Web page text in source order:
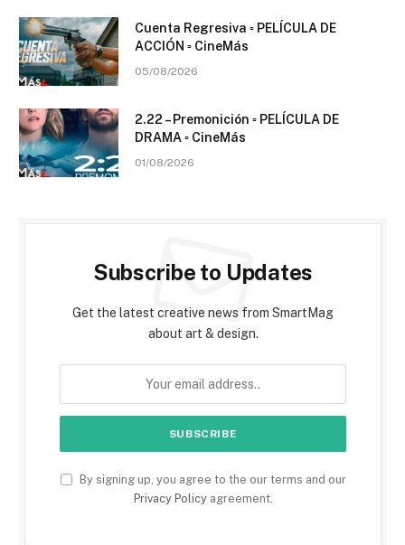
Cuenta Regresiva ▫️ PELÍCULA DE
ACCIÓN ▫️ CineMás
05/08/2026
2.22 – Premonición ▫️ PELÍCULA DE
DRAMA ▫️ CineMás
01/08/2026
Subscribe to Updates
Get the latest creative news from SmartMag
about art & design.
By signing up, you agree to the our terms and our
Privacy Policyagreement.